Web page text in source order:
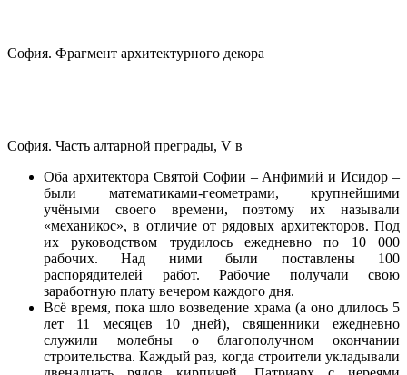
София. Фрагмент архитектурного декора
София. Часть алтарной преграды, V в
Оба архитектора Святой Софии – Анфимий и Исидор –
были математиками-геометрами, крупнейшими
учёными своего времени, поэтому их называли
«механикос», в отличие от рядовых архитекторов. Под
их руководством трудилось ежедневно по 10 000
рабочих. Над ними были поставлены 100
распорядителей работ. Рабочие получали свою
заработную плату вечером каждого дня.
Всё время, пока шло возведение храма (а оно длилось 5
лет 11 месяцев 10 дней), священники ежедневно
служили молебны о благополучном окончании
строительства. Каждый раз, когда строители укладывали